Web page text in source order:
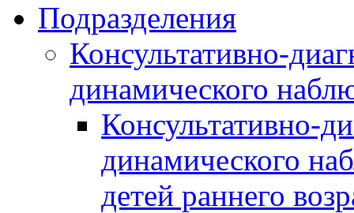
Подразделения
Консультативно-
динамического
Консультативно-
динамического
детей раннего